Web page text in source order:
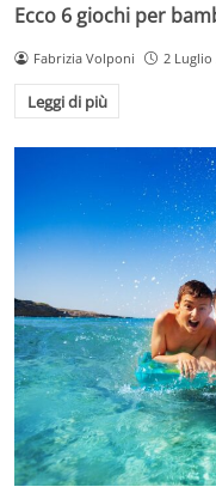
Ecco 6 giochi per
Fabrizia Volponi 2 Luglio
Leggi di più